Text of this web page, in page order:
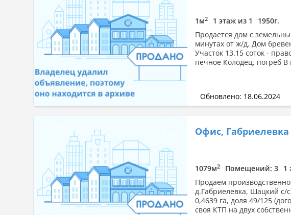
1м2 1 этаж из 1
1950г.
Продается дом с
минутах от ж/д. Дом
Участок 13.15 соток -
печное Колодец, погреб
Обновлено: 18.06.2024
Офис, Габриелевка
1079м2 Помещений: 3 1
Продаем
д.Габриелевка, Шацкий с/
0,4639 га, доля 49/125
своя КТП на двух